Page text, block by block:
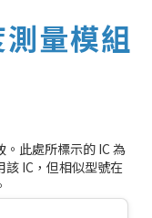
量模組
此處所標示的 IC 為
IC，但相似型號在